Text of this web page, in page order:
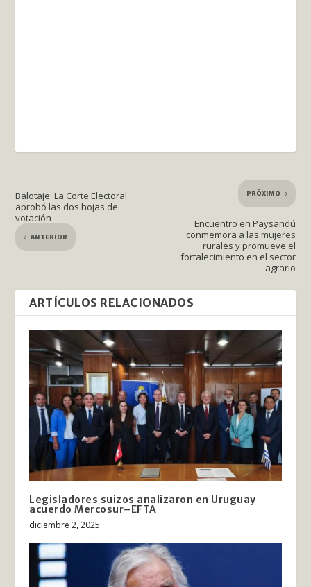
Balotaje: La Corte Electoral
aprobó las dos hojas de
votación
ANTERIOR
PRÓXIMO
Encuentro en Paysandú
conmemora a las mujeres
rurales y promueve el
fortalecimiento en el sector
agrario
ARTÍCULOS RELACIONADOS
Legisladores suizos analizaron en Uruguay
acuerdo Mercosur–EFTA
diciembre 2, 2025